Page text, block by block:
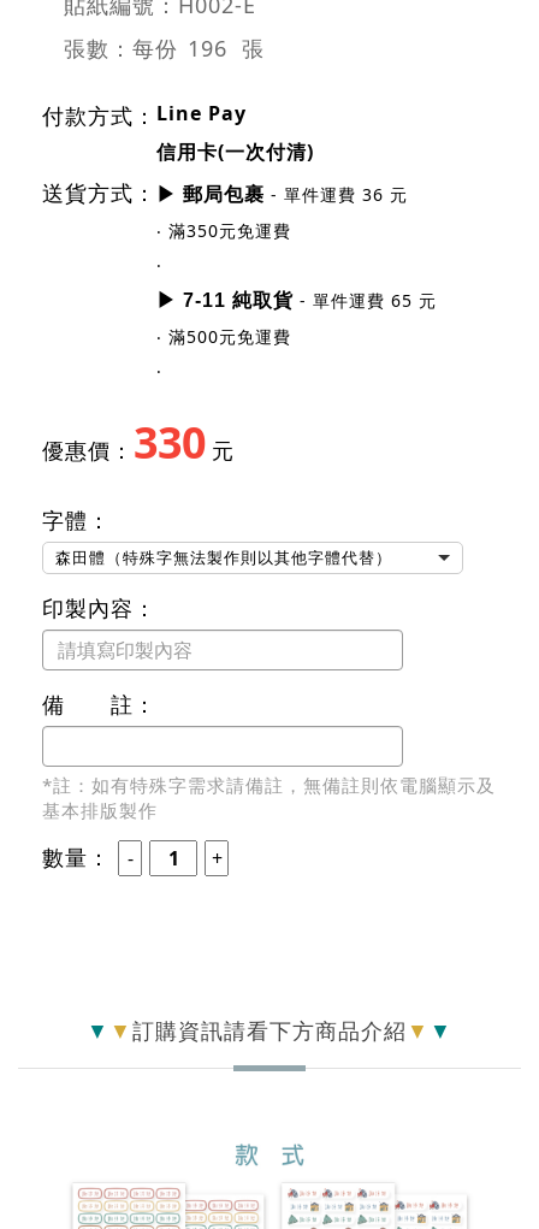
張數：每份 196 張
付款方式： Line Pay
信用卡(一次付清)
送貨方式： ▶ 郵局包裹 - 單件運費 36 元
‧ 滿350元免運費
‧
▶ 7-11 純取貨 - 單件運費 65 元
‧ 滿500元免運費
‧
優惠價： 330 元
字體：
森田體（特殊字無法製作則以其他字體代替）
印製內容：
備 註：
*註：如有特殊字需求請備註，無備註則依電腦顯示及
基本排版製作
數量：
▼ ▼ 訂購資訊請看下方商品介紹 ▼ ▼